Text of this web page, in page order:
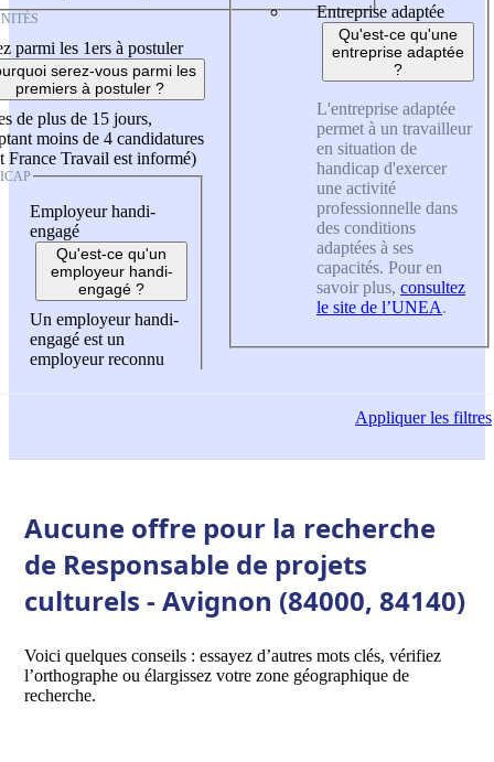
parmi les 1ers à postuler
serez-vous parmi les
premiers à postuler ?
de plus de 15 jours,
moins de 4 candidatures
France Travail est informé)
Employeur handi-
engagé
Qu'est-ce qu'un
employeur handi-
engagé ?
Un employeur handi-
engagé est un
employeur reconnu
Entreprise adaptée
Qu'est-ce qu'une
entreprise adaptée
?
L'entreprise adaptée
permet à un travailleur
en situation de
handicap d'exercer
une activité
professionnelle dans
des conditions
adaptées à ses
capacités. Pour en
savoir plus, consultez
le site de l’UNEA.
Appliquerles filtres
Aucune offre pour la recherche
de Responsable de projets
culturels - Avignon (84000, 84140)
Voici quelques conseils : essayez d’autres mots clés, vérifiez
l’orthographe ou élargissez votre zone géographique de
recherche.